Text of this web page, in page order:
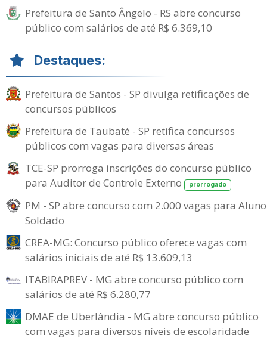
Prefeitura de Santo Ângelo - RS abre concurso
público com salários de até R$ 6.369,10
Destaques:
Prefeitura de Santos - SP divulga retificações de
concursos públicos
Prefeitura de Taubaté - SP retifica concursos
públicos com vagas para diversas áreas
TCE-SP prorroga inscrições do concurso público
para Auditor de Controle Externo
prorrogado
PM - SP abre concurso com 2.000 vagas para
Soldado
CREA-MG: Concurso público oferece vagas com
salários iniciais de até R$ 13.609,13
ITABIRAPREV - MG abre concurso público com
salários de até R$ 6.280,77
DMAE de Uberlândia - MG abre concurso público
com vagas para diversos níveis de escolaridade